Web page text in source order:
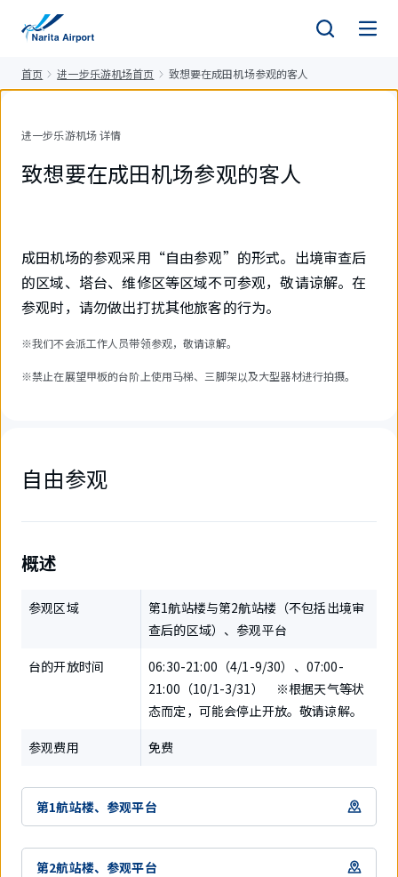
首页 进一步乐游机场首页 致想要在成田机场参观的客人
进一步乐游机场 详情
致想要在成田机场参观的客人
成田机场的参观采用“自由参观”的形式。出境审查后
的区域、塔台、维修区等区域不可参观，敬请谅解。在
参观时，请勿做出打扰其他旅客的行为。
※我们不会派工作人员带领参观，敬请谅解。
※禁止在展望甲板的台阶上使用马梯、三脚架以及大型器材进行拍摄。
自由参观
概述
参观区域
第1航站楼与第2航站楼（不包括出境审
查后的区域）、参观平台
台的开放时间
06:30-21:00（4/1-9/30）、07:00-
21:00（10/1-3/31） ※根据天气等状
态而定，可能会停止开放。敬请谅解。
参观费用 免费
第1航站楼、参观平台
第2航站楼、参观平台